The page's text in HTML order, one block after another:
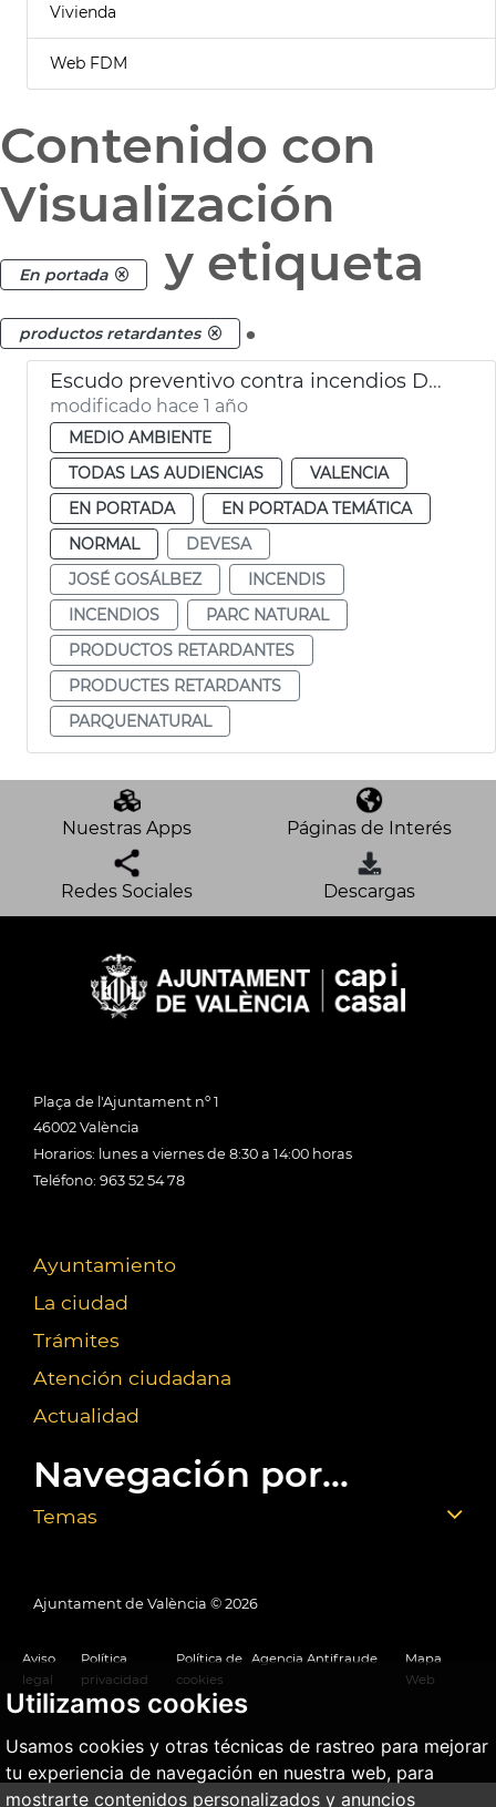
Utilizamos cookies
Usamos cookies y otras técnicas de rastreo para mejorar
tu experiencia de navegación en nuestra web, para
mostrarte contenidos personalizados y anuncios
Vivienda
Web FDM
Contenido con
Visualización
En portada y etiqueta
productos retardantes .
Escudo preventivo contra incendios Devesa
modificado hace 1 año
MEDIO AMBIENTE
TODAS LAS AUDIENCIAS
VALENCIA
EN PORTADA
EN PORTADA TEMÁTICA
NORMAL
DEVESA
JOSÉ GOSÁLBEZ
INCENDIS
INCENDIOS
PARC NATURAL
PRODUCTOS RETARDANTES
PRODUCTES RETARDANTS
PARQUENATURAL
Nuestras Apps Páginas de Interés
Redes Sociales Descargas
Plaça de l'Ajuntament nº 1
46002 València
Horarios: lunes a viernes de 8:30 a 14:00 horas
Teléfono: 963 52 54 78
Ayuntamiento
La ciudad
Trámites
Atención ciudadana
Actualidad
Navegación por...
Temas
Ajuntament de València © 2026
Aviso
legal
Política
privacidad
Política de
cookies
Agencia Antifraude
Mapa
Web